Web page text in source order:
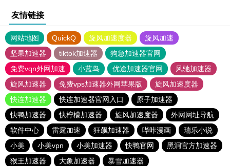
友情链接
网站地图 QuickQ 旋风加速度器
旋风加速
坚果加速器
tiktok加速器
狗急加速器官网
免费vqn外网加速
小蓝鸟 优途加速器官网
风驰加速器
旋风加速器
免费vps加速器外网苹果版
旋风加速度器
快连加速器
快连加速器官网入口
原子加速器
快鸭加速器
快柠檬加速器 旋风加速度器
外网网址导航
软件中心
雷霆加速 狂飙加速器 哔咔漫画
瑞乐小说
小美
小美vpn 小美加速器 快鸭官网
黑洞官方加速器
猴王加速器
大象加速器
暴雪加速器